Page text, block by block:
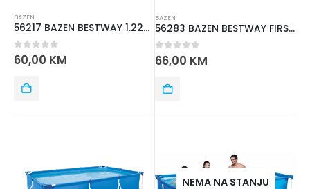
BAZEN
56217 BAZEN BESTWAY 1.22mx1.22mx30.5cm
0out of 5
60,00 KM
BAZEN
56283 BAZEN BESTWAY FIRST 1.52m x 38 cm
0out of 5
66,00 KM
NEMA NA STANJU